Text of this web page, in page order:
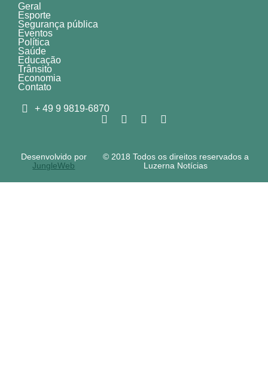
Geral
Esporte
Segurança pública
Eventos
Política
Saúde
Educação
Trânsito
Economia
Contato
+ 49 9 9819-6870
© 2018 Todos os direitos reservados a
Luzerna Notícias
Desenvolvido por
JungleWeb